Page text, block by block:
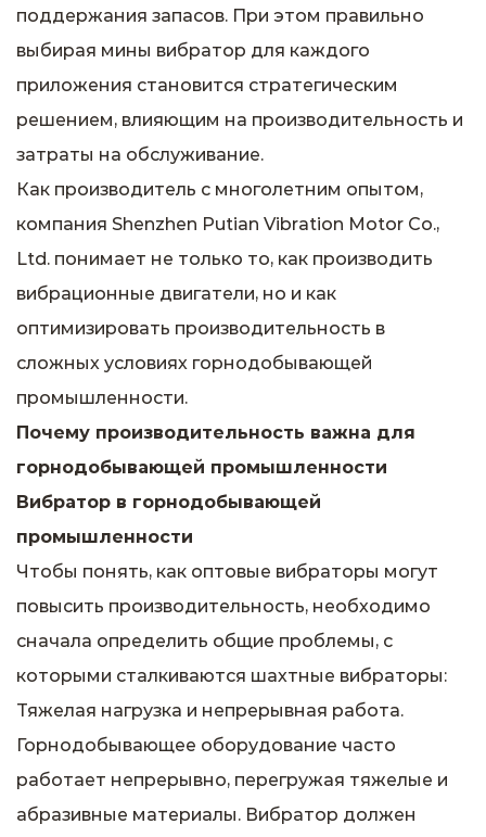
поддержания запасов. При этом правильно
выбирая мины вибратор для каждого
приложения становится стратегическим
решением, влияющим на производительность и
затраты на обслуживание.
Как производитель с многолетним опытом,
компания Shenzhen Putian Vibration Motor Co.,
Ltd. понимает не только то, как производить
вибрационные двигатели, но и как
оптимизировать производительность в
сложных условиях горнодобывающей
промышленности.
Почему производительность важна для
горнодобывающей промышленности
Вибратор в горнодобывающей
промышленности
Чтобы понять, как оптовые вибраторы могут
повысить производительность, необходимо
сначала определить общие проблемы, с
которыми сталкиваются шахтные вибраторы:
Тяжелая нагрузка и непрерывная работа.
Горнодобывающее оборудование часто
работает непрерывно, перегружая тяжелые и
абразивные материалы. Вибратор должен